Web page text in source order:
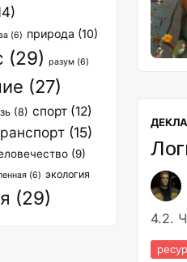
(6) природа (10)
(29) разум (6)
(27)
(8) спорт (12)
(15)
(9)
(6) экология
(29)
4.2.